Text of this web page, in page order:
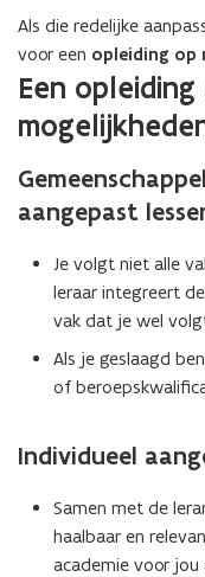
Als die redelijke
voor een opleiding op
Een
aangepast
Je volgt niet alle
leraar integreert
vak dat je wel
Als je geslaagd
of
Individueel
Samen met de
haalbaar en
academie voor